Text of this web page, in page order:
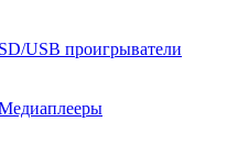
USB проигрыватели